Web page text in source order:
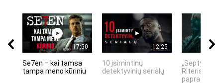
17:50
Se7en – kai tamsa
tampa meno kūriniu
12:25
10 įsimintinų
detektyvinių serialų
„Septynių
Riteris" – kai